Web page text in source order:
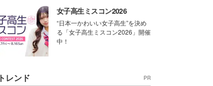
女子高生ミスコン2026
“日本一かわいい女子高生”を決め
る「女子高生ミスコン2026」開催
中！
トレンド PR